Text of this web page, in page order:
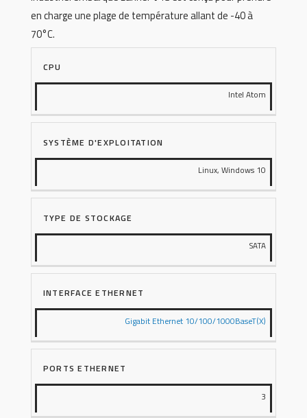
en charge une plage de température allant de -40 à
70°C.
CPU
Intel Atom
SYSTÈME D'EXPLOITATION
Linux, Windows 10
TYPE DE STOCKAGE
SATA
INTERFACE ETHERNET
Gigabit Ethernet 10/100/1000BaseT(X)
PORTS ETHERNET
3